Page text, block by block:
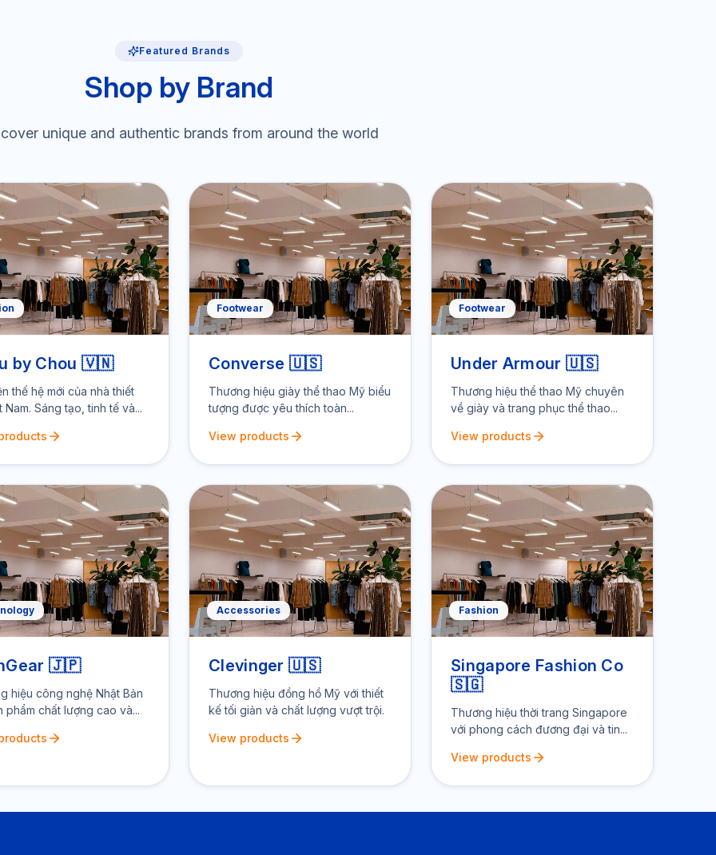
Featured Brands
Shop by Brand
unique and authentic brands from around the world
by Chou 🇻🇳
thế hệ mới của nhà thiết
Nam. Sáng tạo, tinh tế và...
Footwear
Converse 🇺🇸
Thương hiệu giày thể thao Mỹ biểu
tượng được yêu thích toàn...
View products
Footwear
Under Armour 🇺🇸
Thương hiệu thể thao Mỹ chuyên
về giày và trang phục thể thao...
View products
🇯🇵
hiệu công nghệ Nhật Bản
phẩm chất lượng cao và...
Accessories
Clevinger 🇺🇸
Thương hiệu đồng hồ Mỹ với thiết
kế tối giản và chất lượng vượt trội.
View products
Fashion
Singapore Fashion Co
🇸🇬
Thương hiệu thời trang Singapore
với phong cách đương đại và tin...
View products